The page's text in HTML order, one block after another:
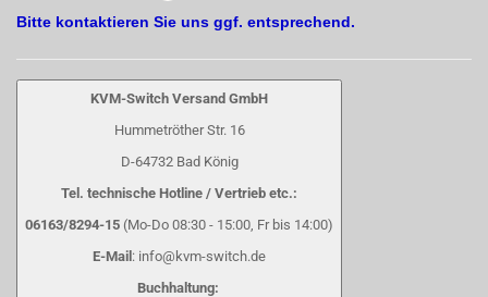
Bitte kontaktieren Sie uns ggf. entsprechend.
KVM-Switch Versand GmbH
Hummetröther Str. 16
D-64732 Bad König
Tel. technische Hotline / Vertrieb etc.:
06163/8294-15 (Mo-Do 08:30 - 15:00, Fr bis 14:00)
E-Mail : info@kvm-switch.de
Buchhaltung: